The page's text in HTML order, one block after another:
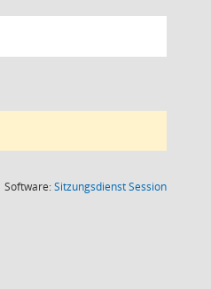
Software:SitzungsdienstSession(Wird in